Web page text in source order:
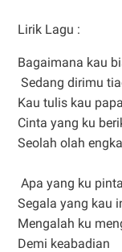
Lirik Lagu :
Bagaimana kau
Sedang dirimu
Kau tulis kau
Cinta yang ku
Seolah olah
Apa yang ku
Segala yang kau
Mengalah ku
Demi keabadian